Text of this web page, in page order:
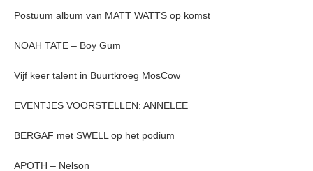
Postuum album van MATT WATTS op komst
NOAH TATE – Boy Gum
Vijf keer talent in Buurtkroeg MosCow
EVENTJES VOORSTELLEN: ANNELEE
BERGAF met SWELL op het podium
APOTH – Nelson